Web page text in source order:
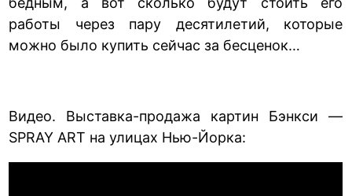
работы через пару десятилетий, которые
можно было купить сейчас за бесценок…
Видео. Выставка-продажа картин Бэнкси —
SPRAY ART на улицах Нью-Йорка: